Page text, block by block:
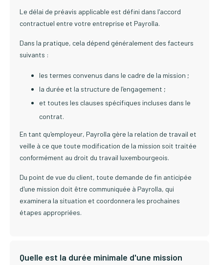
Le délai de préavis applicable est défini dans l'accord
contractuel entre votre entreprise et Payrolla.
Dans la pratique, cela dépend généralement des facteurs
suivants :
les termes convenus dans le cadre de la mission ;
la durée et la structure de l'engagement ;
et toutes les clauses spécifiques incluses dans le
contrat.
En tant qu'employeur, Payrolla gère la relation de travail et
veille à ce que toute modification de la mission soit traitée
conformément au droit du travail luxembourgeois.
Du point de vue du client, toute demande de fin anticipée
d'une mission doit être communiquée à Payrolla, qui
examinera la situation et coordonnera les prochaines
étapes appropriées.
Quelle est la durée minimale d'une mission